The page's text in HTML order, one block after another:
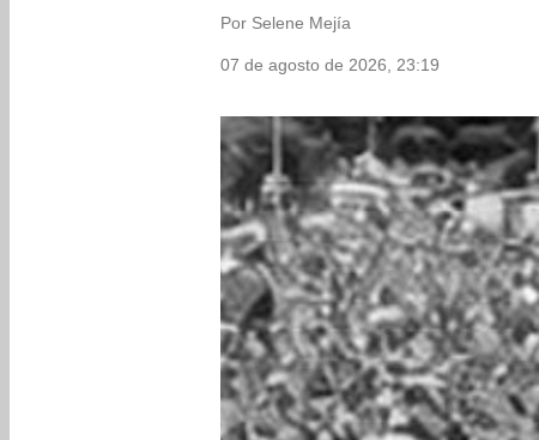
Por Selene Mejía
07 de agosto de 2026, 23:19